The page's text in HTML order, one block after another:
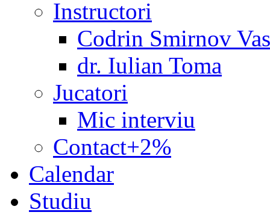
Instructori
Codrin Smirnov
dr. Iulian Toma
Jucatori
Mic interviu
Contact+2%
Calendar
Studiu